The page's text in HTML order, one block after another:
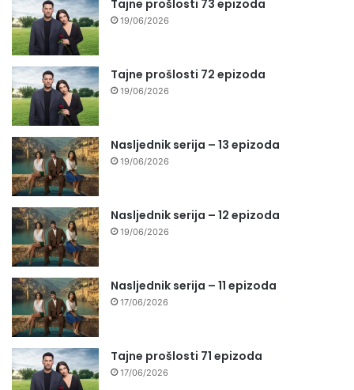
Tajne prošlosti 73 epizoda
19/06/2026
Tajne prošlosti 72 epizoda
19/06/2026
Nasljednik serija – 13 epizoda
19/06/2026
Nasljednik serija – 12 epizoda
19/06/2026
Nasljednik serija – 11 epizoda
17/06/2026
Tajne prošlosti 71 epizoda
17/06/2026